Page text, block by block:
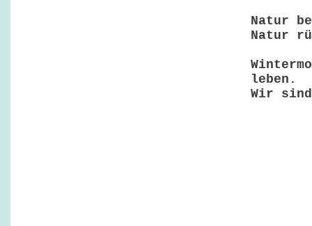
Natur
Natur
leben.
Wir